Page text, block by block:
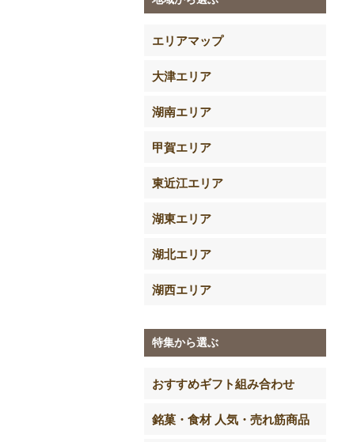
エリアマップ
大津エリア
湖南エリア
甲賀エリア
東近江エリア
湖東エリア
湖北エリア
湖西エリア
特集から選ぶ
おすすめギフト組み合わせ
銘菓・食材 人気・売れ筋商品